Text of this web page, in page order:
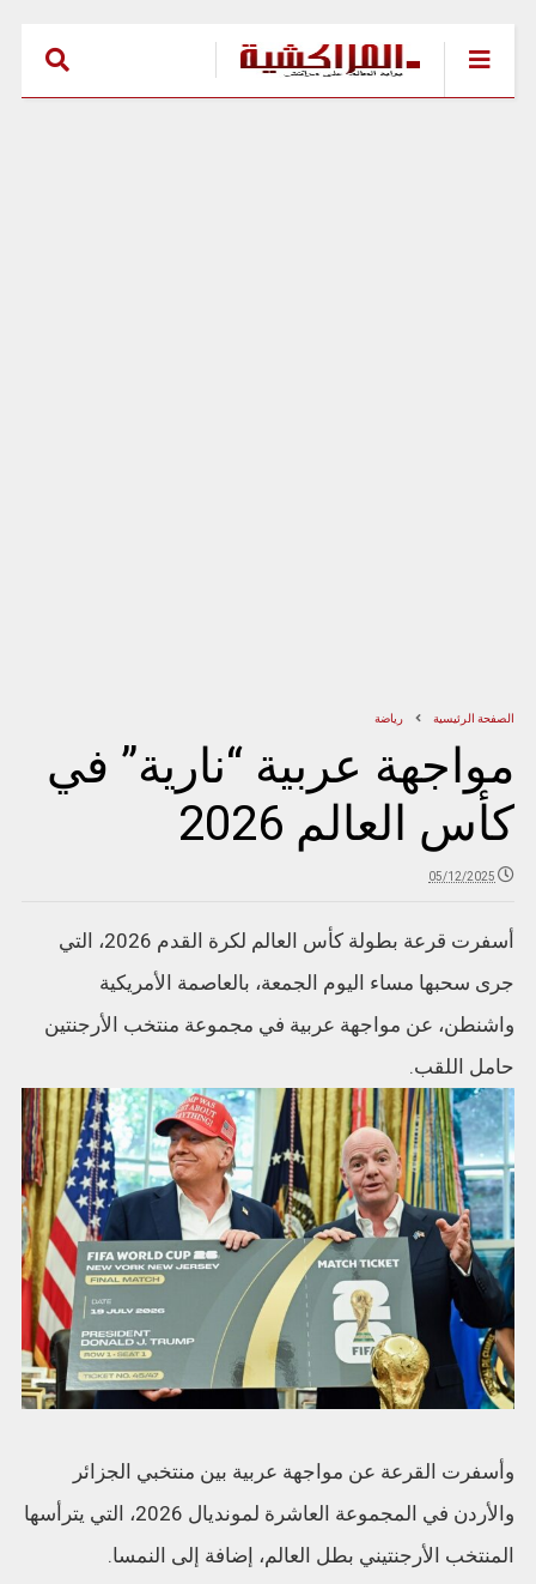
الصفحة الرئيسية رياضة
مواجهة عربية “نارية” في
كأس العالم 2026
05/12/2025
أسفرت قرعة بطولة كأس العالم لكرة القدم 2026، التي
جرى سحبها مساء اليوم الجمعة، بالعاصمة الأمريكية
واشنطن، عن مواجهة عربية في مجموعة منتخب الأرجنتين
حامل اللقب.
وأسفرت القرعة عن مواجهة عربية بين منتخبي الجزائر
والأردن في المجموعة العاشرة لمونديال 2026، التي يترأسها
المنتخب الأرجنتيني بطل العالم، إضافة إلى النمسا.